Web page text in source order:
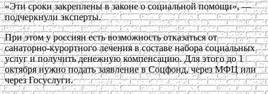
«Эти сроки закреплены в законе о социальной помощи», —
подчеркнули эксперты.
При этом у россиян есть возможность отказаться от
санаторно-курортного лечения в составе набора социальных
услуг и получить денежную компенсацию. Для этого до 1
октября нужно подать заявление в Соцфонд, через МФЦ или
через Госуслуги.